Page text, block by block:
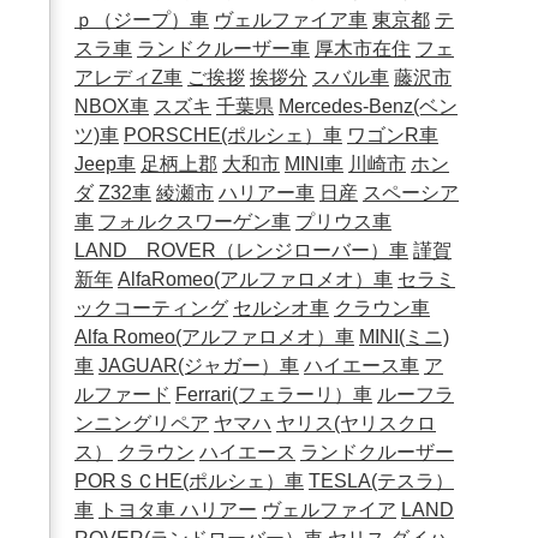
ｐ（ジープ）車 ヴェルファイア車 東京都 テ
スラ車 ランドクルーザー車 厚木市在住 フェ
アレディZ車 ご挨拶 挨拶分 スバル車 藤沢市
NBOX車 スズキ 千葉県 Mercedes-Benz(ベン
ツ)車 PORSCHE(ポルシェ）車 ワゴンR車
Jeep車 足柄上郡 大和市 MINI車 川崎市 ホン
ダ Z32車 綾瀬市 ハリアー車 日産 スペーシア
車 フォルクスワーゲン車 プリウス車
LAND ROVER（レンジローバー）車 謹賀
新年 AlfaRomeo(アルファロメオ）車 セラミ
ックコーティング セルシオ車 クラウン車
Alfa Romeo(アルファロメオ）車 MINI(ミニ)
車 JAGUAR(ジャガー）車 ハイエース車 ア
ルファード Ferrari(フェラーリ）車 ルーフラ
ンニングリペア ヤマハ ヤリス(ヤリスクロ
ス）
クラウン ハイエース ランドクルーザー
PORＳＣHE(ポルシェ）車 TESLA(テスラ）
車 トヨタ車 ハリアー ヴェルファイア LAND